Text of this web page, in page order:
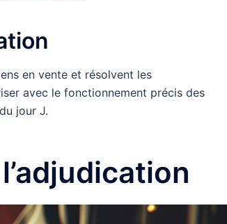
en vente et résolvent les
avec le fonctionnement précis des
jour J.